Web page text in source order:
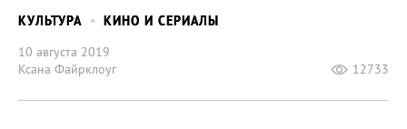
КУЛЬТУРА
КИНО И СЕРИАЛЫ
10 августа 2019
Ксана Файрклоуг
12733